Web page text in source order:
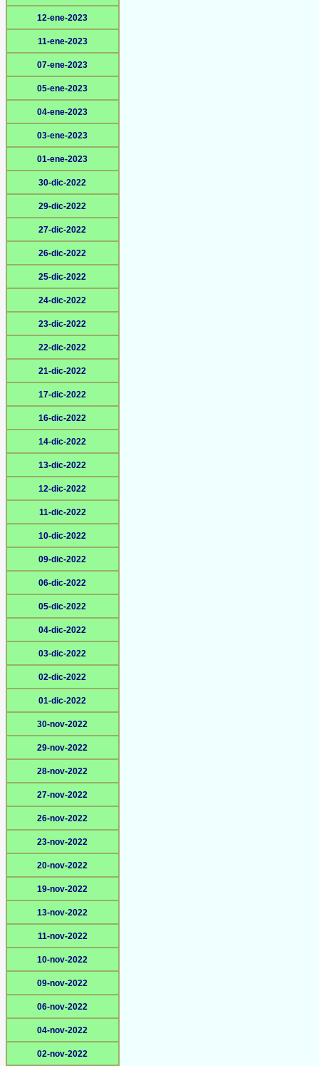
12-ene-2023
11-ene-2023
07-ene-2023
05-ene-2023
04-ene-2023
03-ene-2023
01-ene-2023
30-dic-2022
29-dic-2022
27-dic-2022
26-dic-2022
25-dic-2022
24-dic-2022
23-dic-2022
22-dic-2022
21-dic-2022
17-dic-2022
16-dic-2022
14-dic-2022
13-dic-2022
12-dic-2022
11-dic-2022
10-dic-2022
09-dic-2022
06-dic-2022
05-dic-2022
04-dic-2022
03-dic-2022
02-dic-2022
01-dic-2022
30-nov-2022
29-nov-2022
28-nov-2022
27-nov-2022
26-nov-2022
23-nov-2022
20-nov-2022
19-nov-2022
13-nov-2022
11-nov-2022
10-nov-2022
09-nov-2022
06-nov-2022
04-nov-2022
02-nov-2022